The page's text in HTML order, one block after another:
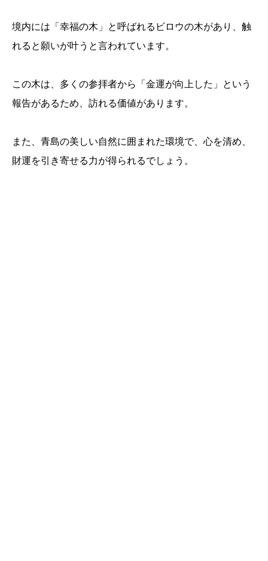
境内には「幸福の木」と呼ばれるビロウの木があり、触
れると願いが叶うと言われています。
この木は、多くの参拝者から「金運が向上した」という
報告があるため、訪れる価値があります。
また、青島の美しい自然に囲まれた環境で、心を清め、
財運を引き寄せる力が得られるでしょう。